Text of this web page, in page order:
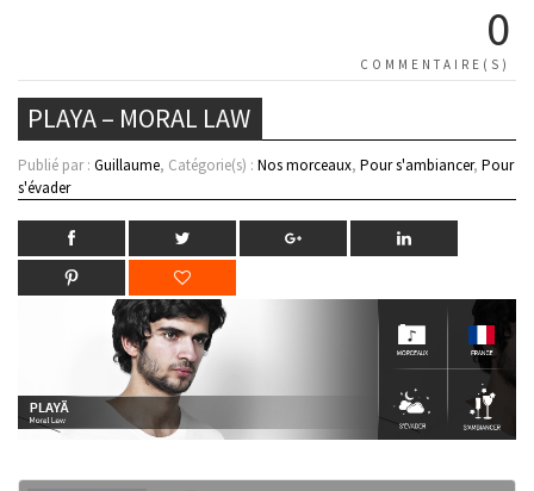
0
COMMENTAIRE(S)
PLAYA – MORAL LAW
Publié par : Guillaume, Catégorie(s) : Nos morceaux, Pour s'ambiancer, Pour
s'évader